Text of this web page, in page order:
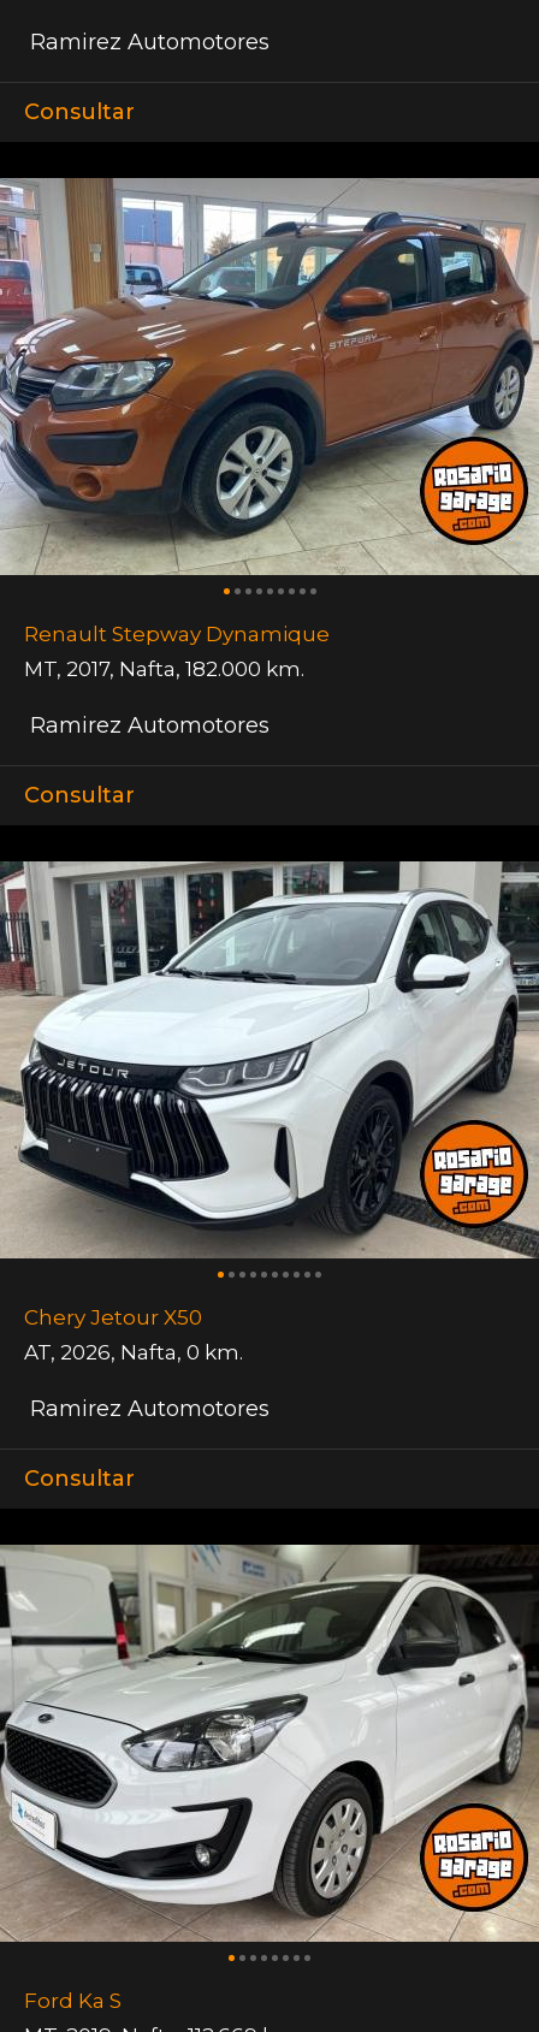
Ramirez Automotores
Consultar
Renault Stepway Dynamique
MT, 2017, Nafta, 182.000 km.
Ramirez Automotores
Consultar
Chery Jetour X50
AT, 2026, Nafta, 0 km.
Ramirez Automotores
Consultar
Ford Ka S